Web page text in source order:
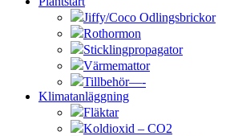
Jiffy/Coco Odlingsbrickor
Rothormon
Sticklingpropagator
Värmemattor
Tillbehör—-
Klimatanläggning
Fläktar
Koldioxid – CO2